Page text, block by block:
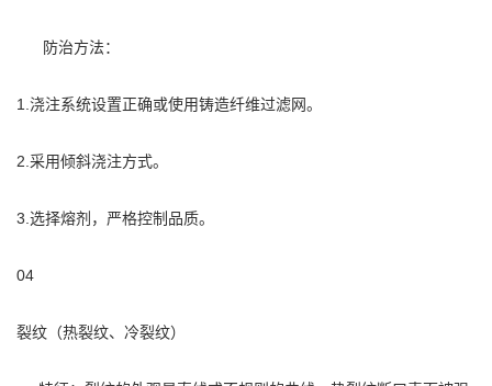
防治方法：
1.浇注系统设置正确或使用铸造纤维过滤网。
2.采用倾斜浇注方式。
3.选择熔剂，严格控制品质。
04
裂纹（热裂纹、冷裂纹）